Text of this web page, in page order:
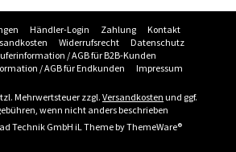
Händler-Login Zahlung
Kontakt
Widerrufsrecht
Datenschutz
/ AGB für B2B-Kunden
/ AGB für Endkunden
Impressum
Mehrwertsteuer zzgl. Versandkosten und ggf.
wenn nicht anders beschrieben
Technik GmbH iL Theme byThemeWare®